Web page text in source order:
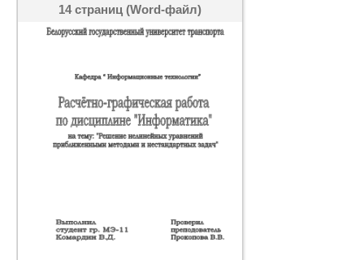
14 страниц (Word-файл)